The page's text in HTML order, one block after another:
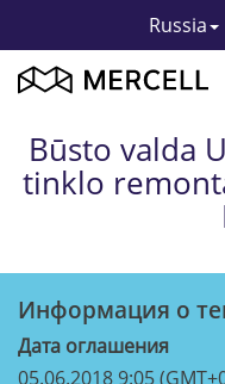
Russia
Būsto valda
tinklo
Информация о
Дата оглашения
05.06.2018 9:05